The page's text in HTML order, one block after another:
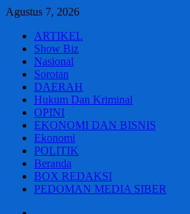
Skip
content
Agustus 7, 2026
ARTIKEL
Show Biz
Nasional
Sorotan
DAERAH
Hukum Dan Kriminal
OPINI
EKONOMI DAN BISNIS
Ekonomi
POLITIK
Beranda
BOX REDAKSI
PEDOMAN MEDIA SIBER